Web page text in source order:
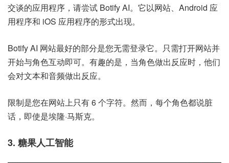
交谈的应用程序，请尝试 Botify AI。它以网站、Android 应
用程序和 iOS 应用程序的形式出现。
Botify AI 网站最好的部分是您无需登录它。只需打开网站并
开始与角色互动即可。有趣的是，当角色做出反应时，他们
会对文本和音频做出反应。
限制是您在网站上只有 6 个字符。然而，每个角色都说脏
话，即使是埃隆·马斯克。
3. 糖果人工智能